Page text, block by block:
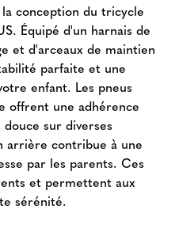
conception du tricycle
Équipé d'un harnais de
et d'arceaux de maintien
parfaite et une
enfant. Les pneus
offrent une adhérence
sur diverses
arrière contribue à une
par les parents. Ces
et permettent aux
sérénité.